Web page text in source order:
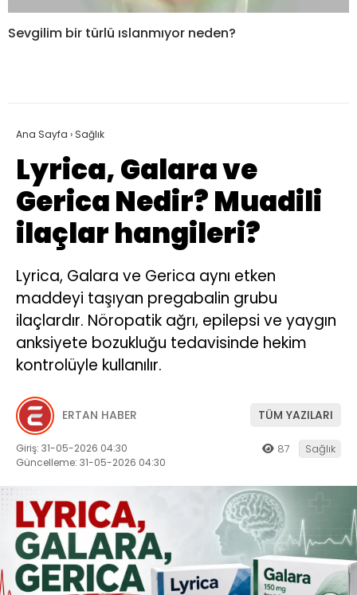
Sevgilim bir türlü ıslanmıyor neden?
Ana Sayfa › Sağlık
Lyrica, Galara ve
Gerica Nedir? Muadili
ilaçlar hangileri?
Lyrica, Galara ve Gerica aynı etken
maddeyi taşıyan pregabalin grubu
ilaçlardır. Nöropatik ağrı, epilepsi ve yaygın
anksiyete bozukluğu tedavisinde hekim
kontrolüyle kullanılır.
ERTAN HABER TÜM YAZILARI
Giriş: 31-05-2026 04:30
Güncelleme: 31-05-2026 04:30
87 Sağlık